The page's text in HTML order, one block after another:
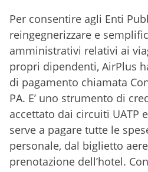
Per consentire agli Enti
reingegnerizzare e
amministrativi relativi ai
propri dipendenti, AirPlus
di pagamento chiamata
PA. E’ uno strumento di
accettato dai circuiti UATP
serve a pagare tutte le
personale, dal biglietto
prenotazione dell’hotel.